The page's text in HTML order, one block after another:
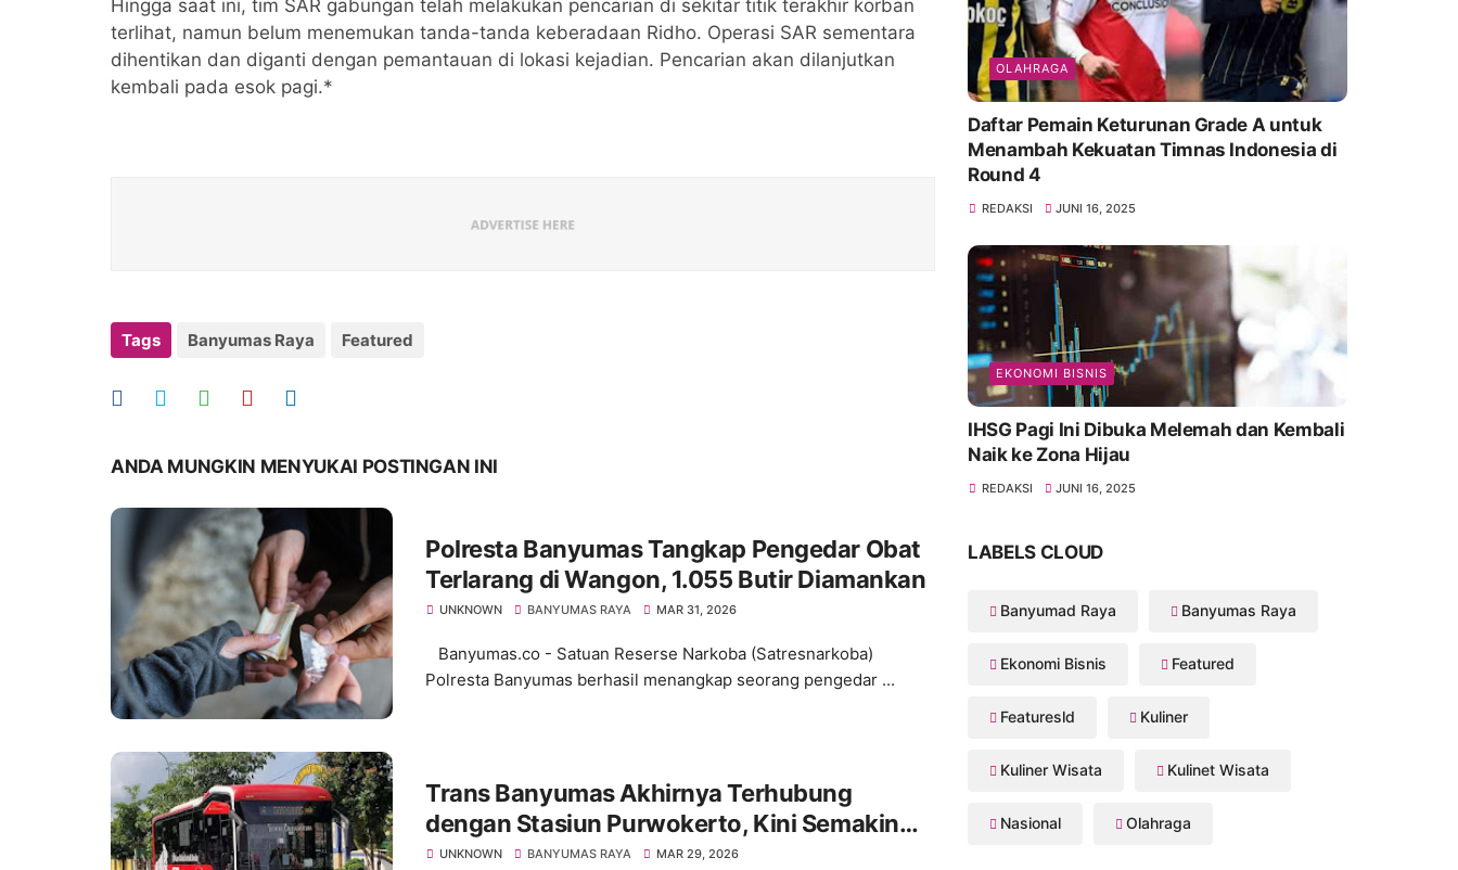
Hingga saat ini, tim SAR gabungan telah melakukan pencarian di sekitar titik terakhir korban
terlihat, namun belum menemukan tanda-tanda keberadaan Ridho. Operasi SAR sementara
dihentikan dan diganti dengan pemantauan di lokasi kejadian. Pencarian akan dilanjutkan
kembali pada esok pagi.*
Tags Banyumas Raya Featured
ANDA MUNGKIN MENYUKAI POSTINGAN INI
Polresta Banyumas Tangkap Pengedar Obat
Terlarang di Wangon, 1.055 Butir Diamankan
UNKNOWN BANYUMAS RAYA MAR 31, 2026
Banyumas.co - Satuan Reserse Narkoba (Satresnarkoba)
Polresta Banyumas berhasil menangkap seorang pengedar ...
Trans Banyumas Akhirnya Terhubung
dengan Stasiun Purwokerto, Kini Semakin
Luas Jangkauannya
UNKNOWN BANYUMAS RAYA MAR 29, 2026
OLAHRAGA
Daftar Pemain Keturunan Grade A untuk
Menambah Kekuatan Timnas Indonesia di
Round 4
REDAKSI JUNI 16, 2025
EKONOMI BISNIS
IHSG Pagi Ini Dibuka Melemah dan Kembali
Naik ke Zona Hijau
REDAKSI JUNI 16, 2025
LABELS CLOUD
Banyumad Raya Banyumas Raya
Ekonomi Bisnis Featured
Featuresld Kuliner
Kuliner Wisata Kulinet Wisata
Nasional Olahraga